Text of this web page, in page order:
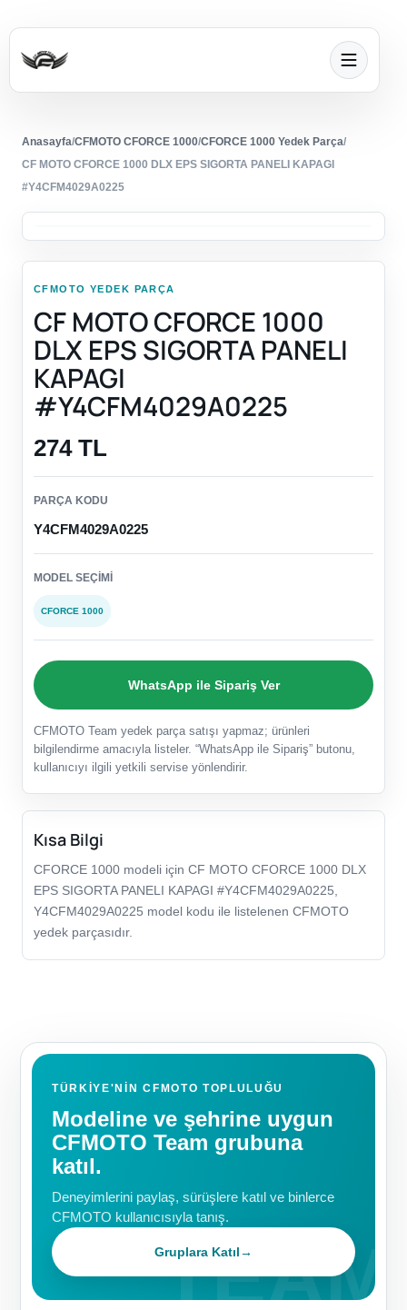
Anasayfa/CFMOTO CFORCE 1000/CFORCE 1000 Yedek Parça/
CF MOTO CFORCE 1000 DLX EPS SIGORTA PANELI KAPAGI
#Y4CFM4029A0225
CFMOTO YEDEK PARÇA
CF MOTO CFORCE 1000
DLX EPS SIGORTA PANELI
KAPAGI
#Y4CFM4029A0225
274 TL
PARÇA KODU
Y4CFM4029A0225
MODEL SEÇIMI
CFORCE 1000
WhatsApp ile Sipariş Ver
CFMOTO Team yedek parça satışı yapmaz; ürünleri
bilgilendirme amacıyla listeler. “WhatsApp ile Sipariş” butonu,
kullanıcıyı ilgili yetkili servise yönlendirir.
Kısa Bilgi
CFORCE 1000 modeli için CF MOTO CFORCE 1000 DLX
EPS SIGORTA PANELI KAPAGI #Y4CFM4029A0225,
Y4CFM4029A0225 model kodu ile listelenen CFMOTO
yedek parçasıdır.
TÜRKIYE'NIN CFMOTO TOPLULUĞU
Modeline ve şehrine uygun
CFMOTO Team grubuna
katıl.
Deneyimlerini paylaş, sürüşlere katıl ve binlerce
CFMOTO kullanıcısıyla tanış.
Gruplara Katıl→